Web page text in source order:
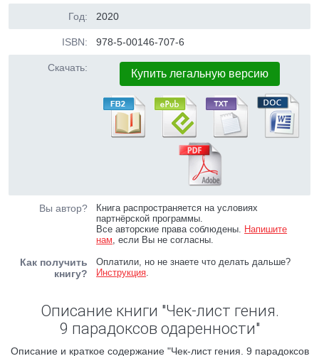
Год: 2020
ISBN: 978-5-00146-707-6
Скачать: Купить легальную версию
Вы автор?
Книга распространяется на условиях
партнёрской программы.
Все авторские права соблюдены. Напишите
нам, если Вы не согласны.
Как получить
книгу?
Оплатили, но не знаете что делать дальше?
Инструкция.
Описание книги "Чек-лист гения.
9 парадоксов одаренности"
Описание и краткое содержание "Чек-лист гения. 9 парадоксов